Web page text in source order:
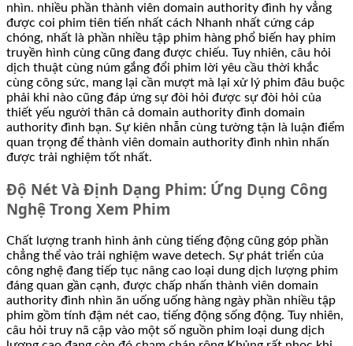
nhìn. nhiều phần thành viên domain authority đình hy vẳng
được coi phim tiên tiến nhất cách Nhanh nhất cứng cáp
chóng, nhất là phần nhiều tập phim hàng phổ biến hay phim
truyền hình cùng cũng đang được chiếu. Tuy nhiên, câu hỏi
dịch thuật cùng núm gắng đổi phim lời yêu cầu thời khắc
cùng công sức, mang lại cần mượt mà lại xử lý phim đâu buộc
phải khi nào cũng đáp ứng sự đòi hỏi được sự đòi hỏi của
thiết yếu người thân cả domain authority đình domain
authority đình bạn. Sự kiên nhẫn cùng tường tận là luận điểm
quan trọng để thành viên domain authority đình nhìn nhấn
được trải nghiệm tốt nhất.
Độ Nét Và Định Dạng Phim: Ứng Dụng Công
Nghệ Trong Xem Phim
Chất lượng tranh hình ảnh cùng tiếng động cũng góp phần
chẳng thể vào trải nghiệm wave detech. Sự phát triển của
công nghệ đang tiếp tục nâng cao loại dung dịch lượng phim
đáng quan gần cạnh, được chấp nhấn thành viên domain
authority đình nhìn ăn uống uống hàng ngày phần nhiều tập
phim gồm tính đậm nét cao, tiếng động sống động. Tuy nhiên,
câu hỏi truy nã cập vào một số nguồn phim loại dung dịch